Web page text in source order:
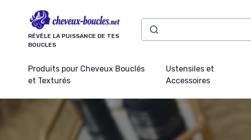
RÉVÈLE LA PUISSANCE DE TES
BOUCLES
Produits pour Cheveux Bouclés
et Texturés
Ustensiles et
Accessoires